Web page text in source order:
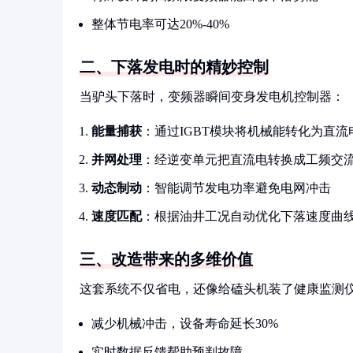
整体节电率可达20%-40%
二、下落发电时的精妙控制
当驴头下落时，变频器瞬间变身发电机控制器：
能量捕获 ：通过IGBT模块将机械能转化为直流
并网处理 ：经逆变单元把直流电转换成工频交
动态制动 ：智能调节发电功率避免电网冲击
速度匹配：根据油井工况自动优化下落速度曲
三、改造带来的多维价值
这套系统不仅省电，还像给磕头机装了健康监测
减少机械冲击，设备寿命延长30%